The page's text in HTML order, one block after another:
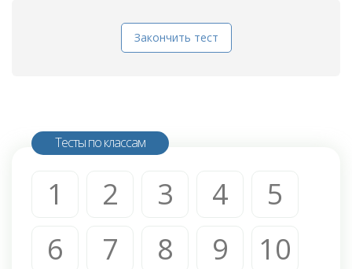
Закончить тест
Тесты по классам
1 2 3 4
5
6
7 8 9
10